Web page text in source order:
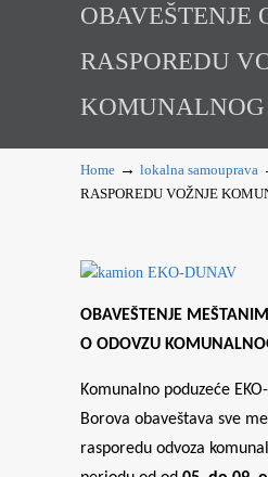
OBAVEŠTENJE
RASPOREDU
KOMUNALNOG
Home → lokalna samouprava
RASPOREDU VOŽNJE
OBAVEŠTENJE
O ODOVZU
Komunalno poduzeće
Borova obaveštava sve
rasporedu odvoza